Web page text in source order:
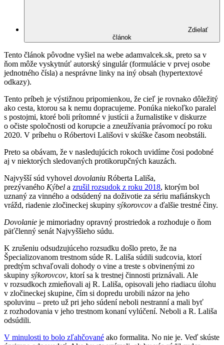
Zdielať
článok
Tento článok pôvodne vyšiel na webe adamvalcek.sk, preto sa v
ňom môže vyskytnúť autorský singulár (formulácie v prvej osobe
jednotného čísla) a nesprávne linky na iný obsah (hypertextové
odkazy).
Tento príbeh je výstižnou pripomienkou, že cieľ je rovnako dôležitý
ako cesta, ktorou sa k nemu dopracujeme. Ponúka niekoľko paralel
s postojmi, ktoré boli prítomné v justícii a žurnalistike v diskurze
o očiste spoločnosti od korupcie a zneužívania právomocí po roku
2020. V príbehu o Róbertovi Lališovi v skúške časom neobstáli.
Preto sa obávam, že v nasledujúcich rokoch uvidíme čosi podobné
aj v niektorých sledovaných protikorupčných kauzách.
Najvyšší súd vyhovel dovolaniu Róberta Lališa,
prezývaného Kýbel a zrušil rozsudok z roku 2018, ktorým bol
uznaný za vinného a odsúdený na doživotie za sériu mafiánskych
vrážd, riadenie zločineckej skupiny sýkorovcov a ďalšie trestné činy.
Dovolanie je mimoriadny opravný prostriedok a rozhoduje o ňom
päťčlenný senát Najvyššieho súdu.
K zrušeniu odsudzujúceho rozsudku došlo preto, že na
Špecializovanom trestnom súde R. Lališa súdili sudcovia, ktorí
predtým schvaľovali dohody o vine a treste s obvinenými zo
skupiny sýkorovcov, ktorí sa k trestnej činnosti priznávali. Ale
v rozsudkoch zmieňovali aj R. Lališa, opisovali jeho riadiacu úlohu
v zločineckej skupine, čím si dopredu urobili názor na jeho
spoluvinu – preto už pri jeho súdení neboli nestranní a mali byť
z rozhodovania v jeho trestnom konaní vylúčení. Neboli a R. Lališa
odsúdili.
V minulosti to bolo zľahčované ako formalita. No nie je. Veď skúste